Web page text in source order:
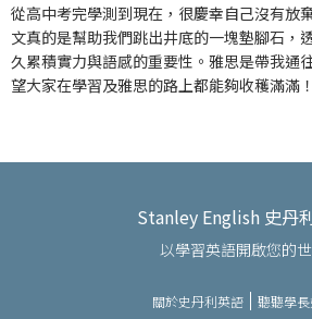
從高中考完學測到現在，很慶幸自己沒有放
文真的是幫助我們跳出井底的一塊墊腳石，
久累積實力與語感的重要性。雅思是帶我通
望大家在學習及雅思的路上都能夠收穫滿滿！
Stanley English 史丹
以學習英語開啟您的
關於史丹利英語 聽聽學